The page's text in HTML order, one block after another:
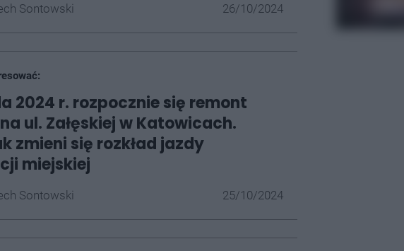
Sontowski 26/10/2024
2024 r. rozpocznie się remont
ul. Załęskiej w Katowicach.
zmieni się rozkład jazdy
miejskiej
Sontowski 25/10/2024